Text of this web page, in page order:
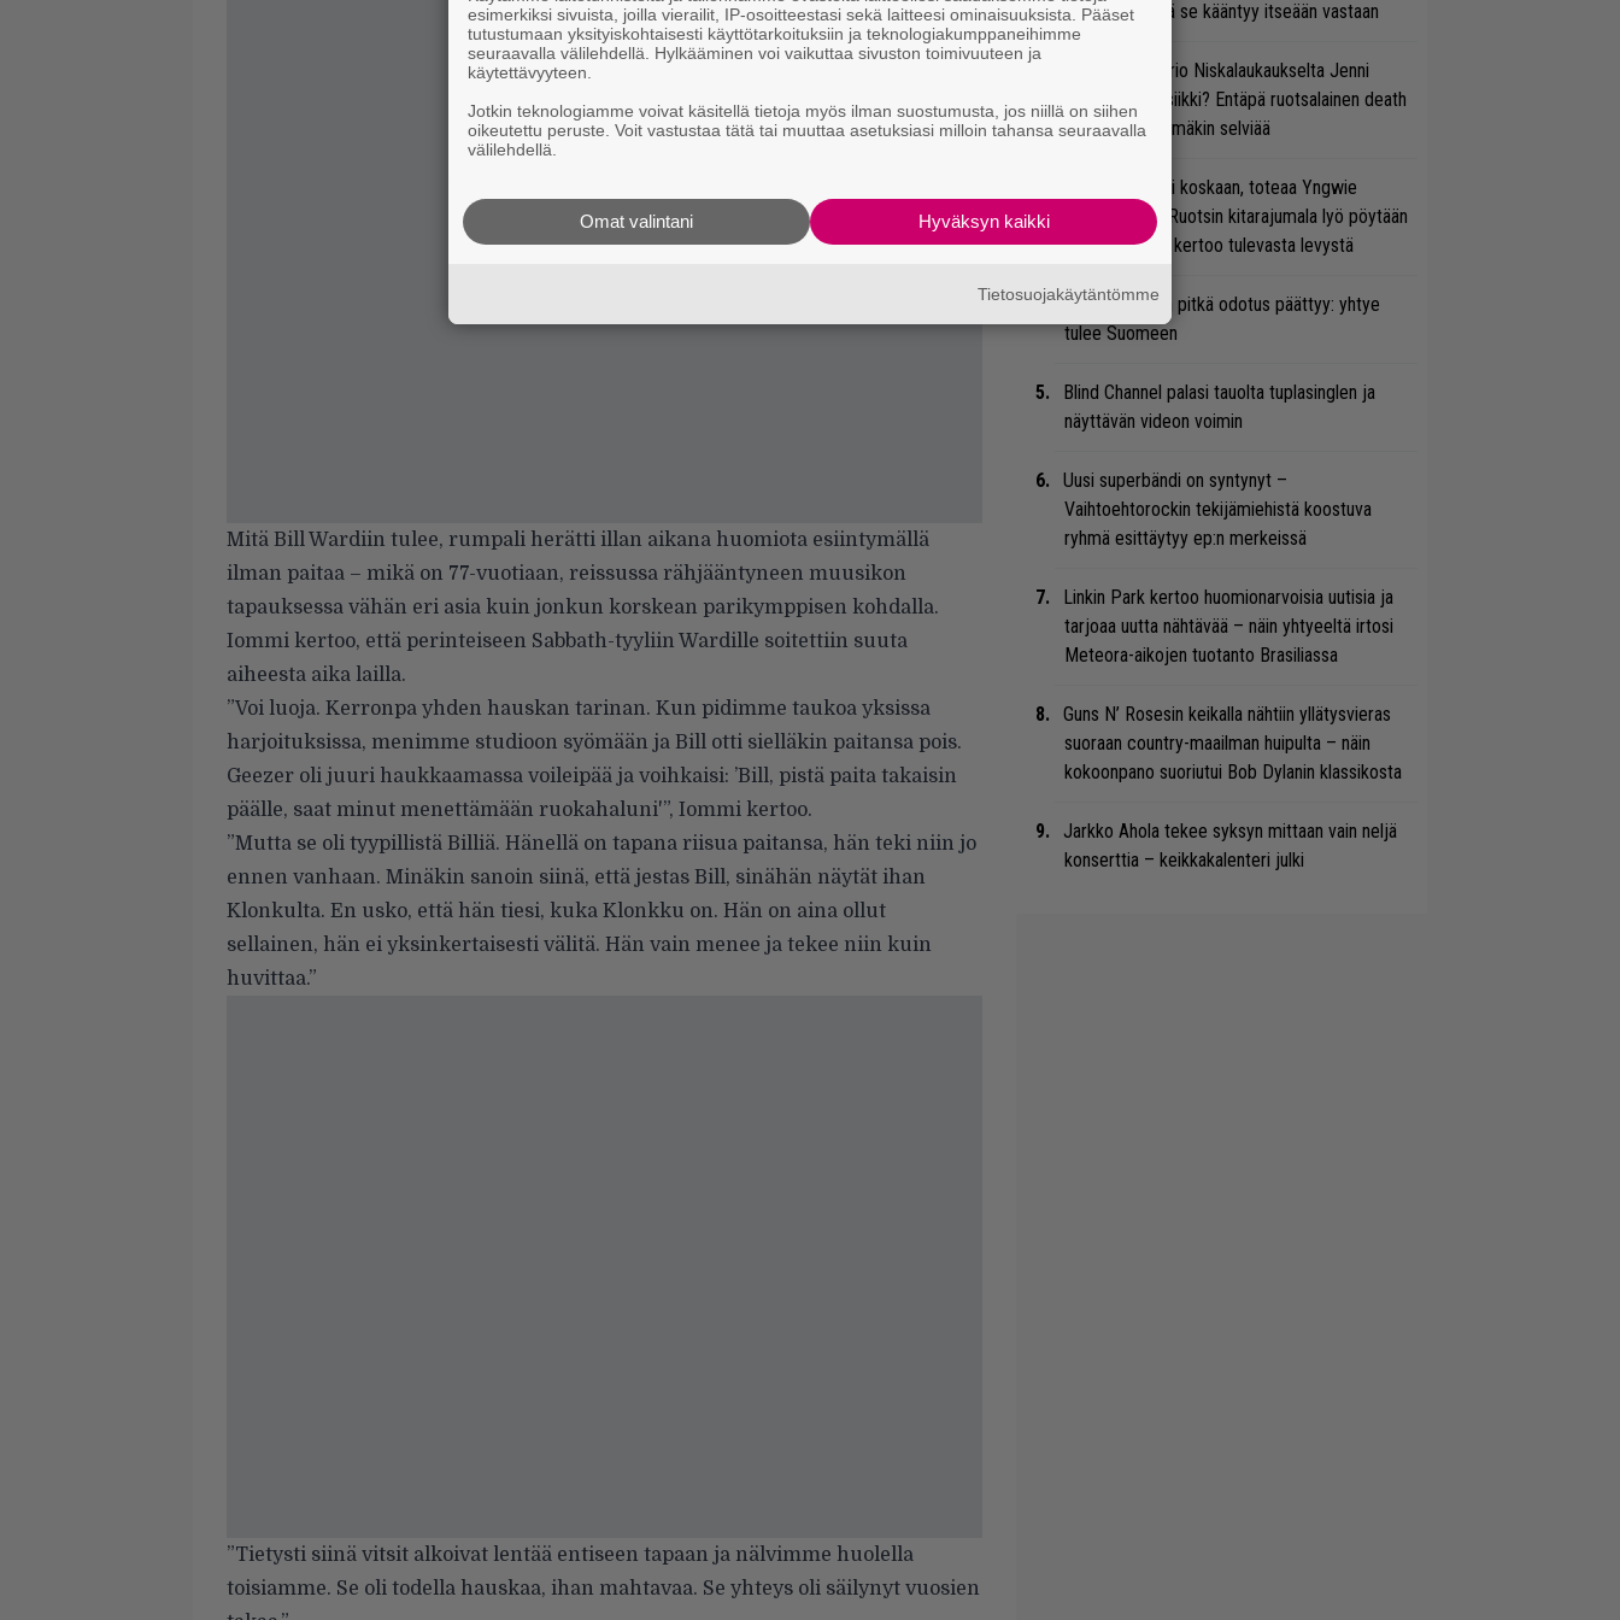
Mitä Bill Wardiin tulee, rumpali herätti illan aikana huomiota esiintymällä
ilman paitaa – mikä on 77-vuotiaan, reissussa rähjääntyneen muusikon
tapauksessa vähän eri asia kuin jonkun korskean parikymppisen kohdalla.
Iommi kertoo, että perinteiseen Sabbath-tyyliin Wardille soitettiin suuta
aiheesta aika lailla.
”Voi luoja. Kerronpa yhden hauskan tarinan. Kun pidimme taukoa yksissa
harjoituksissa, menimme studioon syömään ja Bill otti sielläkin paitansa pois.
Geezer oli juuri haukkaamassa voileipää ja voihkaisi: ’Bill, pistä paita takaisin
päälle, saat minut menettämään ruokahaluni'”, Iommi kertoo.
”Mutta se oli tyypillistä Billiä. Hänellä on tapana riisua paitansa, hän teki niin jo
ennen vanhaan. Minäkin sanoin siinä, että jestas Bill, sinähän näytät ihan
Klonkulta. En usko, että hän tiesi, kuka Klonkku on. Hän on aina ollut
sellainen, hän ei yksinkertaisesti välitä. Hän vain menee ja tekee niin kuin
huvittaa.”
”Tietysti siinä vitsit alkoivat lentää entiseen tapaan ja nälvimme huolella
toisiamme. Se oli todella hauskaa, ihan mahtavaa. Se yhteys oli säilynyt vuosien
suvereeni, että se kääntyy itseään vastaan
Miten taipuu Trio Niskalaukaukselta Jenni
Vartiaisen musiikki? Entäpä ruotsalainen death
metal? Pian tämäkin selviää
Se on nyt tai ei koskaan, toteaa Yngwie
Malmsteen – Ruotsin kitarajumala lyö pöytään
uuden biisin ja kertoo tulevasta levystä
Weezer-fanien pitkä odotus päättyy: yhtye
tulee Suomeen
Blind Channel palasi tauolta tuplasinglen ja
näyttävän videon voimin
Uusi superbändi on syntynyt –
Vaihtoehtorockin tekijämiehistä koostuva
ryhmä esittäytyy ep:n merkeissä
Linkin Park kertoo huomionarvoisia uutisia ja
tarjoaa uutta nähtävää – näin yhtyeeltä irtosi
Meteora-aikojen tuotanto Brasiliassa
Guns N’ Rosesin keikalla nähtiin yllätysvieras
suoraan country-maailman huipulta – näin
kokoonpano suoriutui Bob Dylanin klassikosta
Jarkko Ahola tekee syksyn mittaan vain neljä
konserttia – keikkakalenteri julki
esimerkiksi sivuista, joilla vierailit, IP-osoitteestasi sekä laitteesi ominaisuuksista. Pääset
tutustumaan yksityiskohtaisesti käyttötarkoituksiin ja teknologiakumppaneihimme
seuraavalla välilehdellä. Hylkääminen voi vaikuttaa sivuston toimivuuteen ja
käytettävyyteen.
Jotkin teknologiamme voivat käsitellä tietoja myös ilman suostumusta, jos niillä on siihen
oikeutettu peruste. Voit vastustaa tätä tai muuttaa asetuksiasi milloin tahansa seuraavalla
välilehdellä.
Hyväksyn kaikki
Omat valintani
Tietosuojakäytäntömme